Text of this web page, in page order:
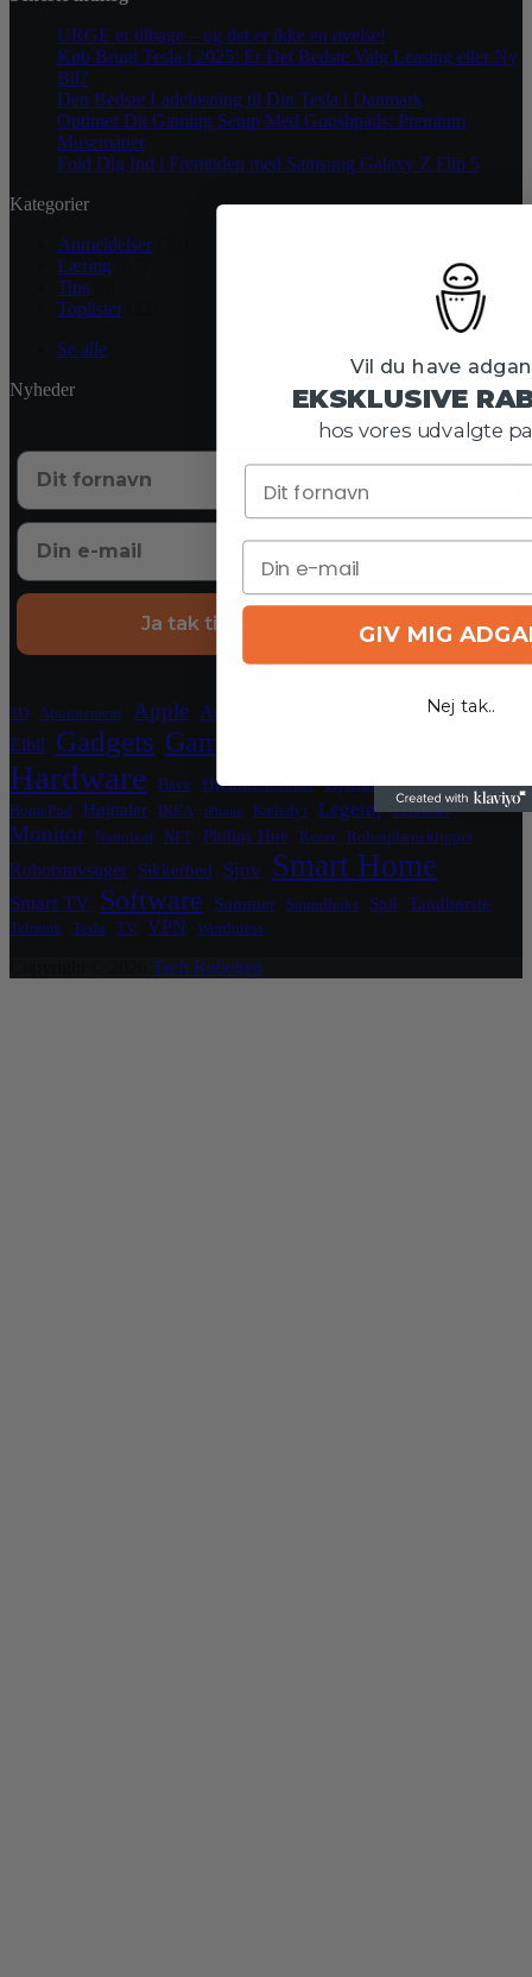
URGE er tilbage – og det er ikke en øvelse!
Køb Brugt Tesla i 2025: Er Det Bedste Valg Leasing eller Ny
Bil?
Den Bedste Ladeløsning til Din Tesla i Danmark
Optimer Dit Gaming Setup Med Gooshpads: Premium
Musemåtter
Fold Dig Ind i Fremtiden med Samsung Galaxy Z Flip 5
Kategorier
Anmeldelser
Læring
Tips
Toplister
Se alle
Nyheder
Ja tak til eksklusive tilbud
3D Abonnement Apple Aqara Crypto El
Elbil Gadgets Gaming
Hardware Have Hjemmekontor Hjemmeside HomeKit
HomePod
Højttaler IKEA iPhone Kæledyr Legetøj Luftrenser
Monitor Nanoleaf NFT Philips Hue Razer Robotplæneklipper
Robotstøvsuger Sikkerhed Sjov Smart Home
Smart TV Software Sommer Soundboks Spil Tandbørste
Telmore Tesla TV VPN Wordpress
Tech Robotten
Vil du have
EKSKLUSIVE
hos vores udvalgte
GIV MIG
Nej tak..